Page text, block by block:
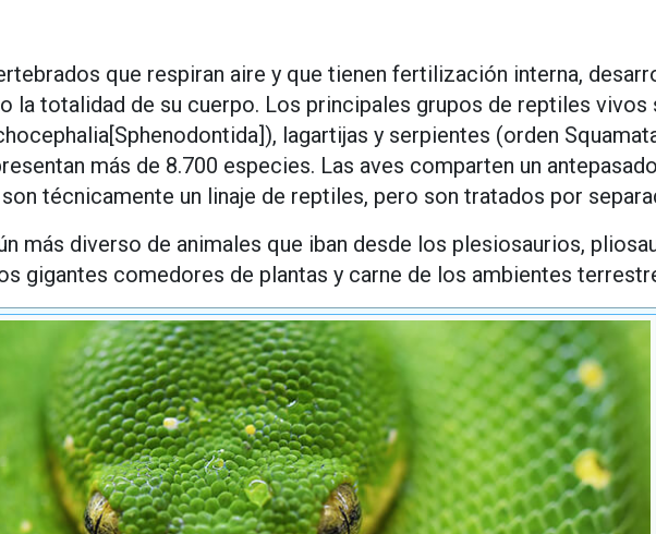
que respiran aire y que tienen fertilización interna,
la totalidad de su cuerpo. Los principales grupos de reptiles vivos
lagartijas y serpientes (orden
más de 8.700 especies. Las aves comparten un
técnicamente un linaje de reptiles, pero son tratados por
más diverso de animales que iban desde los plesiosaurios,
gigantes comedores de plantas y carne de los ambientes